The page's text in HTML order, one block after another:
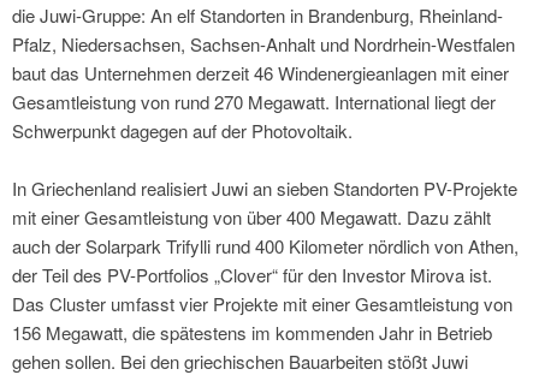
die Juwi-Gruppe: An elf Standorten in Brandenburg, Rheinland-
Pfalz, Niedersachsen, Sachsen-Anhalt und Nordrhein-Westfalen
baut das Unternehmen derzeit 46 Windenergieanlagen mit einer
Gesamtleistung von rund 270 Megawatt. International liegt der
Schwerpunkt dagegen auf der Photovoltaik.
In Griechenland realisiert Juwi an sieben Standorten PV-Projekte
mit einer Gesamtleistung von über 400 Megawatt. Dazu zählt
auch der Solarpark Trifylli rund 400 Kilometer nördlich von Athen,
der Teil des PV-Portfolios „Clover“ für den Investor Mirova ist.
Das Cluster umfasst vier Projekte mit einer Gesamtleistung von
156 Megawatt, die spätestens im kommenden Jahr in Betrieb
gehen sollen. Bei den griechischen Bauarbeiten stößt Juwi